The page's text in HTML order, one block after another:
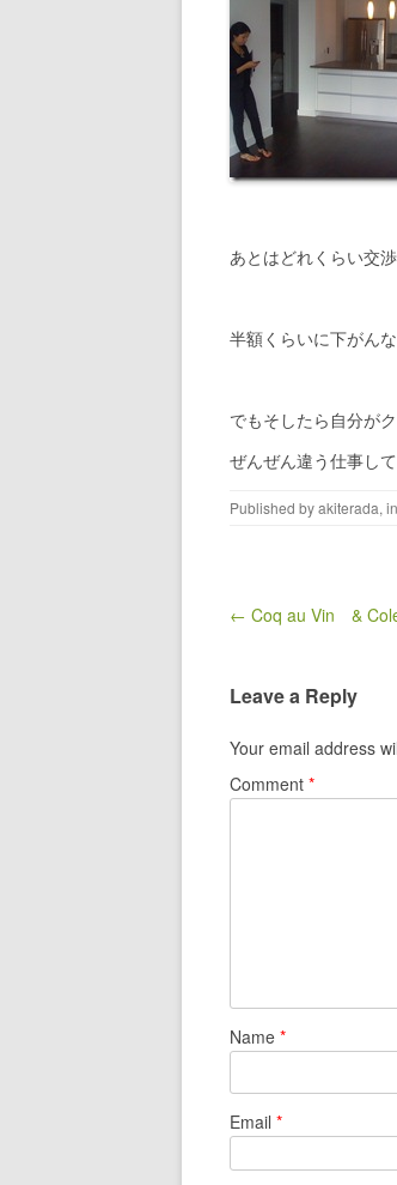
あとはどれくらい交
半額くらいに下がん
でもそしたら自分が
ぜんぜん違う仕事し
Published byakiterada, in
Post navigation
← Coq au Vin &
Leave a Reply
Your email address
Comment *
Name *
Email *